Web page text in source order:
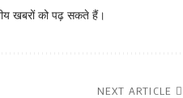
खबरों को पढ़ सकते हैं।
NEXT ARTICLE